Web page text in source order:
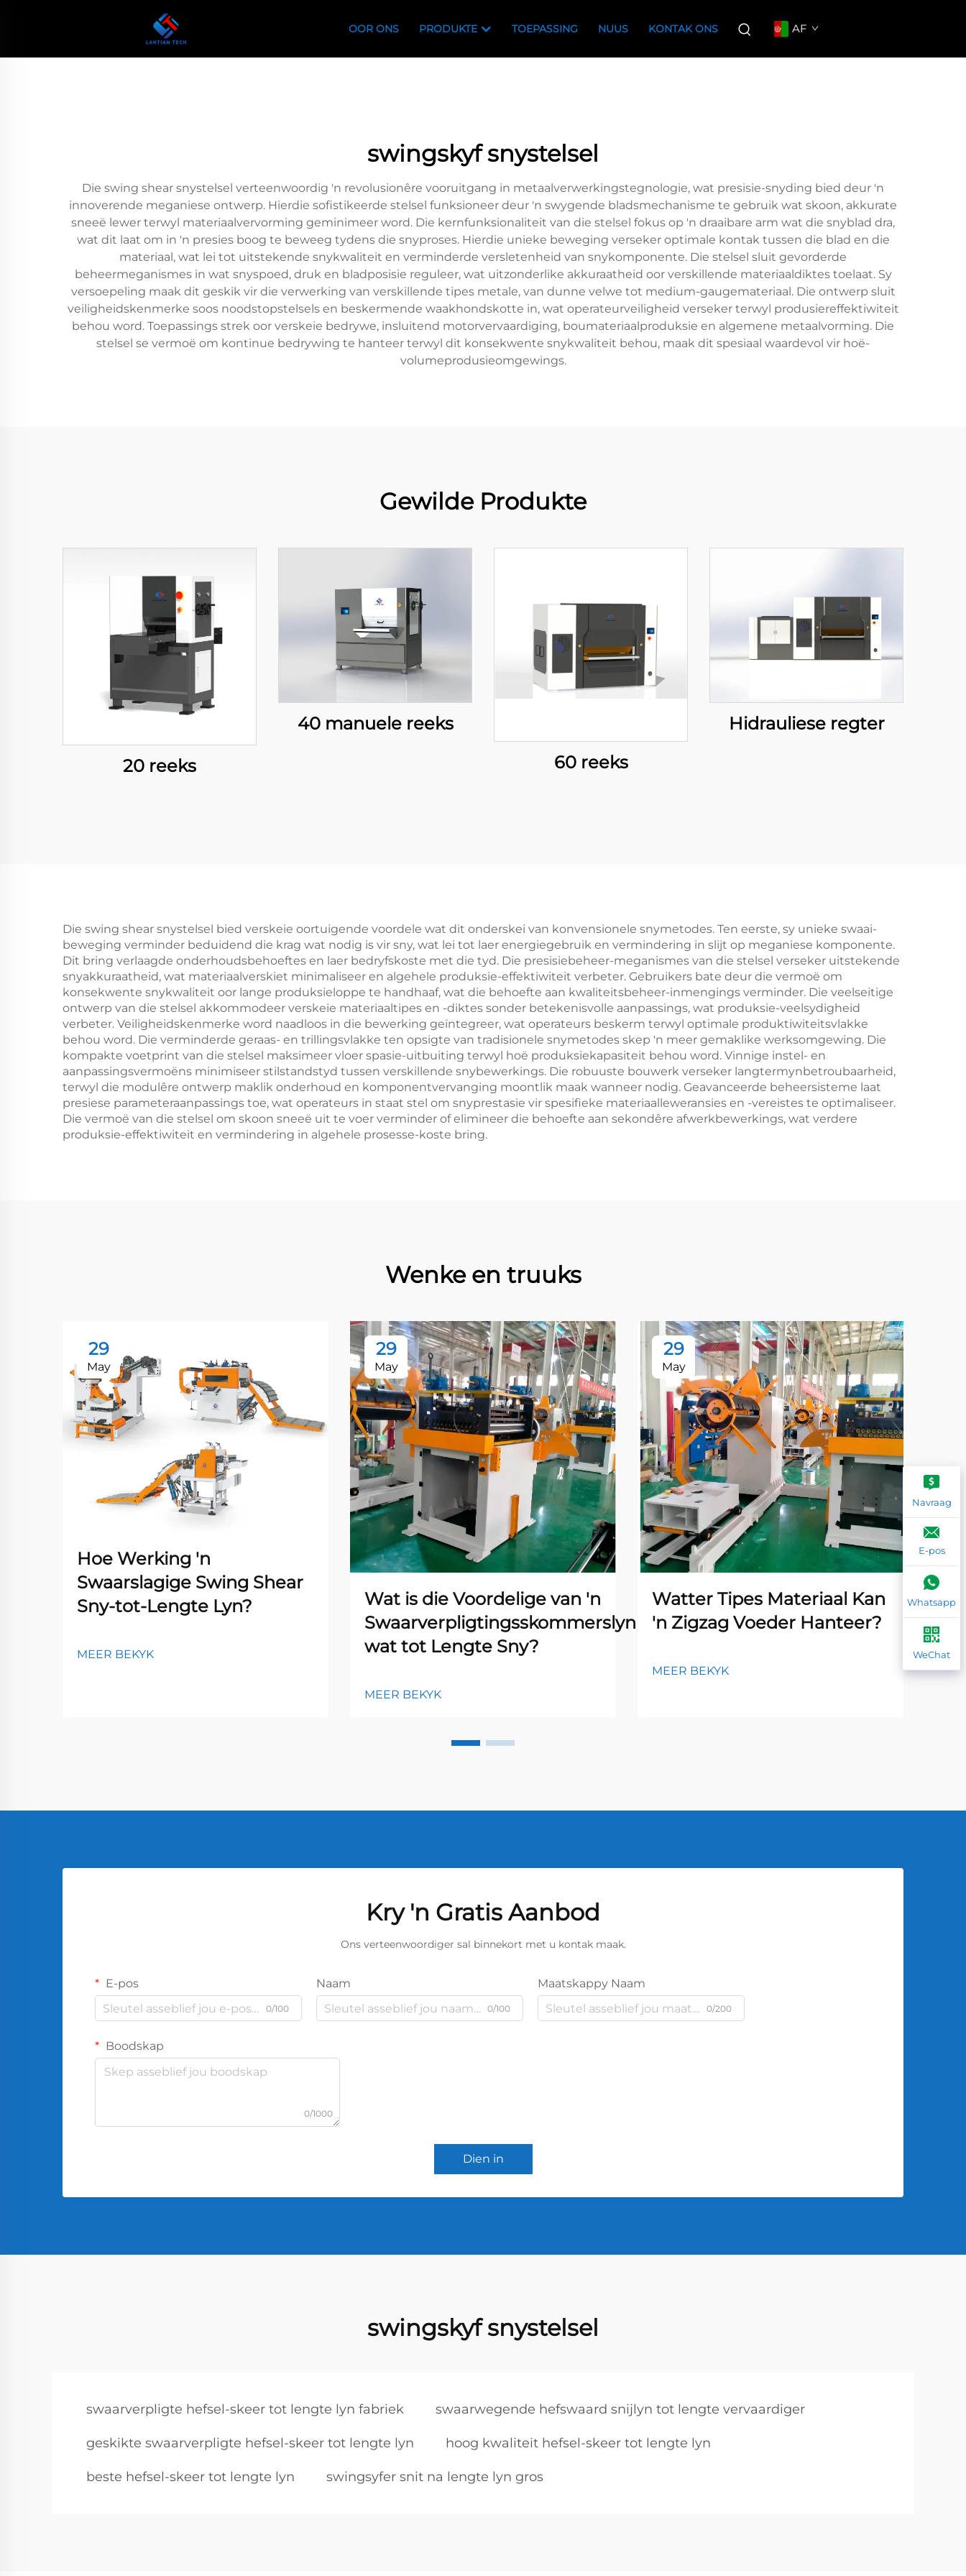
OOR ONS PRODUKTE TOEPASSING NUUS KONTAK ONS AF
swingskyf snystelsel
Die swing shear snystelsel verteenwoordig 'n revolusionêre vooruitgang in metaalverwerkingstegnologie, wat presisie-snyding bied deur 'n
innoverende meganiese ontwerp. Hierdie sofistikeerde stelsel funksioneer deur 'n swygende bladsmechanisme te gebruik wat skoon, akkurate
sneeë lewer terwyl materiaalvervorming geminimeer word. Die kernfunksionaliteit van die stelsel fokus op 'n draaibare arm wat die snyblad dra,
wat dit laat om in 'n presies boog te beweeg tydens die snyproses. Hierdie unieke beweging verseker optimale kontak tussen die blad en die
materiaal, wat lei tot uitstekende snykwaliteit en verminderde versletenheid van snykomponente. Die stelsel sluit gevorderde
beheermeganismes in wat snyspoed, druk en bladposisie reguleer, wat uitzonderlike akkuraatheid oor verskillende materiaaldiktes toelaat. Sy
versoepeling maak dit geskik vir die verwerking van verskillende tipes metale, van dunne velwe tot medium-gaugemateriaal. Die ontwerp sluit
veiligheidskenmerke soos noodstopstelsels en beskermende waakhondskotte in, wat operateurveiligheid verseker terwyl produsiereffektiwiteit
behou word. Toepassings strek oor verskeie bedrywe, insluitend motorvervaardiging, boumateriaalproduksie en algemene metaalvorming. Die
stelsel se vermoë om kontinue bedrywing te hanteer terwyl dit konsekwente snykwaliteit behou, maak dit spesiaal waardevol vir hoë-
volumeprodusieomgewings.
Gewilde Produkte
20 reeks
40 manuele reeks
60 reeks
Hidrauliese regter
Die swing shear snystelsel bied verskeie oortuigende voordele wat dit onderskei van konvensionele snymetodes. Ten eerste, sy unieke swaai-
beweging verminder beduidend die krag wat nodig is vir sny, wat lei tot laer energiegebruik en vermindering in slijt op meganiese komponente.
Dit bring verlaagde onderhoudsbehoeftes en laer bedryfskoste met die tyd. Die presisiebeheer-meganismes van die stelsel verseker uitstekende
snyakkuraatheid, wat materiaalverskiet minimaliseer en algehele produksie-effektiwiteit verbeter. Gebruikers bate deur die vermoë om
konsekwente snykwaliteit oor lange produksieloppe te handhaaf, wat die behoefte aan kwaliteitsbeheer-inmengings verminder. Die veelseitige
ontwerp van die stelsel akkommodeer verskeie materiaaltipes en -diktes sonder betekenisvolle aanpassings, wat produksie-veelsydigheid
verbeter. Veiligheidskenmerke word naadloos in die bewerking geïntegreer, wat operateurs beskerm terwyl optimale produktiwiteitsvlakke
behou word. Die verminderde geraas- en trillingsvlakke ten opsigte van tradisionele snymetodes skep 'n meer gemaklike werksomgewing. Die
kompakte voetprint van die stelsel maksimeer vloer spasie-uitbuiting terwyl hoë produksiekapasiteit behou word. Vinnige instel- en
aanpassingsvermoëns minimiseer stilstandstyd tussen verskillende snybewerkings. Die robuuste bouwerk verseker langtermynbetroubaarheid,
terwyl die modulêre ontwerp maklik onderhoud en komponentvervanging moontlik maak wanneer nodig. Geavanceerde beheersisteme laat
presiese parameteraanpassings toe, wat operateurs in staat stel om snyprestasie vir spesifieke materiaalleweransies en -vereistes te optimaliseer.
Die vermoë van die stelsel om skoon sneeë uit te voer verminder of elimineer die behoefte aan sekondêre afwerkbewerkings, wat verdere
produksie-effektiwiteit en vermindering in algehele prosesse-koste bring.
Wenke en truuks
29
May
Hoe Werking 'n
Swaarslagige Swing Shear
Sny-tot-Lengte Lyn?
MEER BEKYK
29
May
Wat is die Voordelige van 'n
Swaarverpligtingsskommerslyn
wat tot Lengte Sny?
MEER BEKYK
29
May
Watter Tipes Materiaal Kan
'n Zigzag Voeder Hanteer?
MEER BEKYK
Kry 'n Gratis Aanbod
Ons verteenwoordiger sal binnekort met u kontak maak.
E-pos
0/100
Naam
0/100
Maatskappy Naam
0/200
Boodskap
0/1000
Dien in
swingskyf snystelsel
swaarverpligte hefsel-skeer tot lengte lyn fabriek swaarwegende hefswaard snijlyn tot lengte vervaardiger
geskikte swaarverpligte hefsel-skeer tot lengte lyn hoog kwaliteit hefsel-skeer tot lengte lyn
beste hefsel-skeer tot lengte lyn swingsyfer snit na lengte lyn gros
Navraag
E-pos
Whatsapp
WeChat